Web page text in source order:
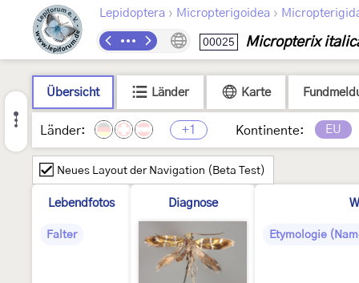
Lepidoptera › Micropterigoidea ›
00025 Micropterix
Übersicht Länder Karte
Länder: +1 Kontinente: EU
Neues Layout der Navigation (Beta Test)
Lebendfotos
Falter
Diagnose
Etymologie